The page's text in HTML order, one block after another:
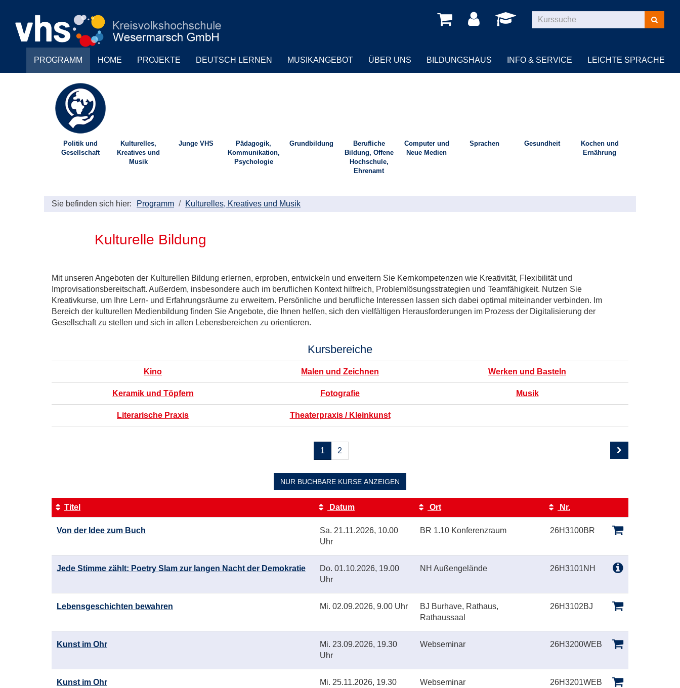
Kurse
suchen
PROGRAMM HOME PROJEKTE DEUTSCH LERNEN MUSIKANGEBOT ÜBER UNS BILDUNGSHAUS INFO & SERVICE LEICHTE SPRACHE
Politik und
Gesellschaft
Kulturelles,
Kreatives und
Musik
Junge VHS
Pädagogik,
Kommunikation,
Psychologie
Grundbildung
Berufliche
Bildung, Offene
Hochschule,
Ehrenamt
Computer und
Neue Medien
Sprachen Gesundheit
Kochen und
Ernährung
Sie befinden sich hier: Programm Kulturelles, Kreatives und Musik
Kulturelle Bildung
Mit unseren Angeboten der Kulturellen Bildung erlernen, erproben, entwickeln und erweitern Sie Kernkompetenzen wie Kreativität, Flexibilität und
Improvisationsbereitschaft. Außerdem, insbesondere auch im beruflichen Kontext hilfreich, Problemlösungsstrategien und Teamfähigkeit. Nutzen Sie
Kreativkurse, um Ihre Lern- und Erfahrungsräume zu erweitern. Persönliche und berufliche Interessen lassen sich dabei optimal miteinander verbinden. Im
Bereich der kulturellen Medienbildung finden Sie Angebote, die Ihnen helfen, sich den vielfältigen Herausforderungen im Prozess der Digitalisierung der
Gesellschaft zu stellen und sich in allen Lebensbereichen zu orientieren.
Kursbereiche
Kino Malen und Zeichnen Werken und Basteln
Keramik und Töpfern Fotografie Musik
Literarische Praxis Theaterpraxis / Kleinkunst
Seiten
blättern
1 2
NUR BUCHBARE KURSE ANZEIGEN
Tabellenüberschriften
sortiert
werden.
Titel Datum Ort
Nr.
Kursstatus
Von der Idee zum Buch
Sa. 21.11.2026, 10.00
Uhr
BR 1.10 Konferenzraum 26H3100BR
Jede Stimme zählt: Poetry Slam zur langen Nacht der Demokratie Do. 01.10.2026, 19.00
Uhr
NH Außengelände 26H3101NH
Lebensgeschichten bewahren Mi. 02.09.2026, 9.00 Uhr
BJ Burhave, Rathaus,
Rathaussaal
26H3102BJ
Kunst im Ohr Mi. 23.09.2026, 19.30
Uhr
Webseminar 26H3200WEB
Kunst im Ohr Mi. 25.11.2026, 19.30
Webseminar 26H3201WEB